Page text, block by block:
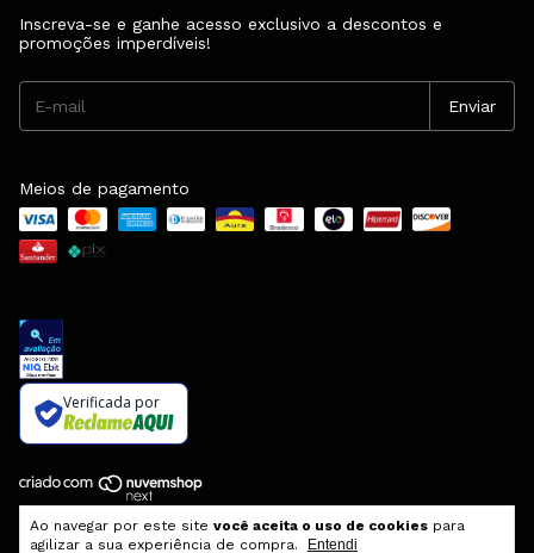
Ao navegar por este site você aceita o uso de cookies para
agilizar a sua experiência de compra.
Entendi
Inscreva-se e ganhe acesso exclusivo a descontos e
promoções imperdíveis!
Meios de pagamento
Verificada por
Copyright FKV Calçados - 16852091000123 - 2026. Todos os direitos
reservados.